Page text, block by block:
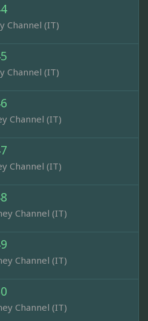
Channel (IT)
Channel (IT)
Channel (IT)
Channel (IT)
Channel (IT)
Channel (IT)
Channel (IT)